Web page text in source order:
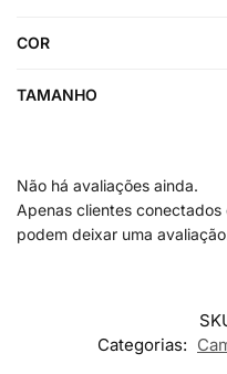
COR
TAMANHO
Não há avaliações ainda.
Apenas clientes
podem deixar uma
Categorias: